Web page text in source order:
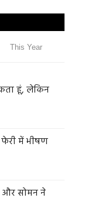
This Year
हूं, लेकिन
में भीषण
और सोमन ने